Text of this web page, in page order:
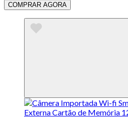
COMPRAR AGORA